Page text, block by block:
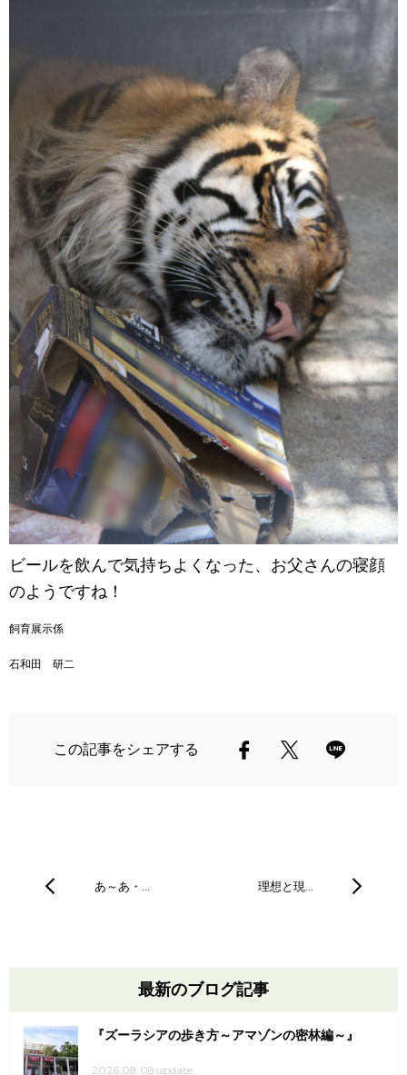
ビールを飲んで気持ちよくなった、お父さんの寝顔
のようですね！
飼育展示係
石和田 研二
この記事をシェアする
あ～あ・… 理想と現…
最新のブログ記事
『ズーラシアの歩き方～アマゾンの密林編～』
2026.08.08update